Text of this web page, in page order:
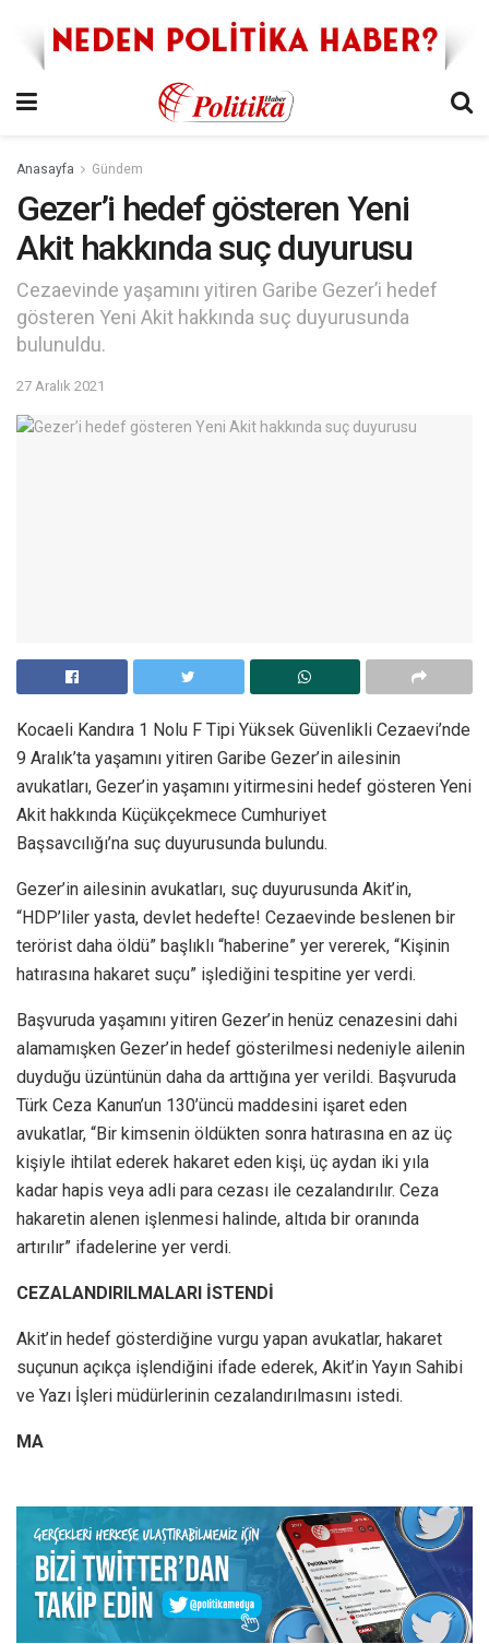
Anasayfa Gündem
Gezer’i hedef gösteren Yeni
Akit hakkında suç duyurusu
Cezaevinde yaşamını yitiren Garibe Gezer’i hedef
gösteren Yeni Akit hakkında suç duyurusunda
bulunuldu.
27 Aralık 2021
Kocaeli Kandıra 1 Nolu F Tipi Yüksek Güvenlikli Cezaevi’nde
9 Aralık’ta yaşamını yitiren Garibe Gezer’in ailesinin
avukatları, Gezer’in yaşamını yitirmesini hedef gösteren Yeni
Akit hakkında Küçükçekmece Cumhuriyet
Başsavcılığı’na suç duyurusunda bulundu.
Gezer’in ailesinin avukatları, suç duyurusunda Akit’in,
“HDP’liler yasta, devlet hedefte! Cezaevinde beslenen bir
terörist daha öldü” başlıklı “haberine” yer vererek, “Kişinin
hatırasına hakaret suçu” işlediğini tespitine yer verdi.
Başvuruda yaşamını yitiren Gezer’in henüz cenazesini dahi
alamamışken Gezer’in hedef gösterilmesi nedeniyle ailenin
duyduğu üzüntünün daha da arttığına yer verildi. Başvuruda
Türk Ceza Kanun’un 130’üncü maddesini işaret eden
avukatlar, “Bir kimsenin öldükten sonra hatırasına en az üç
kişiyle ihtilat ederek hakaret eden kişi, üç aydan iki yıla
kadar hapis veya adli para cezası ile cezalandırılır. Ceza
hakaretin alenen işlenmesi halinde, altıda bir oranında
artırılır” ifadelerine yer verdi.
CEZALANDIRILMALARI İSTENDİ
Akit’in hedef gösterdiğine vurgu yapan avukatlar, hakaret
suçunun açıkça işlendiğini ifade ederek, Akit’in Yayın Sahibi
ve Yazı İşleri müdürlerinin cezalandırılmasını istedi.
MA